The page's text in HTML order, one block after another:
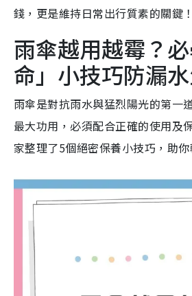
錢，更是維持日常出行質素的關鍵！
雨傘越用越霉？
命」小技巧防漏
雨傘是對抗雨水與猛烈陽光的第一
最大功用，必須配合正確的使用及
家整理了5個絕密保養小技巧，助